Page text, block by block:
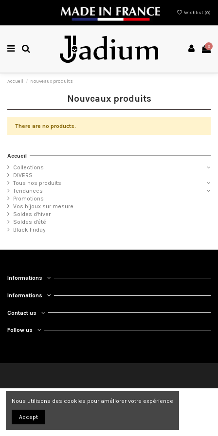
Wishlist (0)
0
Accueil Nouveaux produits
Nouveaux produits
There are no products.
Accueil
Collections
DIVERS
Tous nos produits
Tendances
Promotions
Vos bijoux sur mesure
Soldes d'hiver
Soldes d'été
Black Friday
Informations
Informations
Contact us
Follow us
Nous utilisons des cookies pour améliorer votre expérience
Accept